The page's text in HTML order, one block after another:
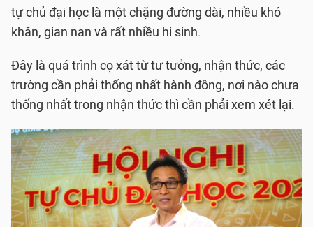
tự chủ đại học là một chặng đường dài, nhiều khó
khăn, gian nan và rất nhiều hi sinh.
Đây là quá trình cọ xát từ tư tưởng, nhận thức, các
trường cần phải thống nhất hành động, nơi nào chưa
thống nhất trong nhận thức thì cần phải xem xét lại.